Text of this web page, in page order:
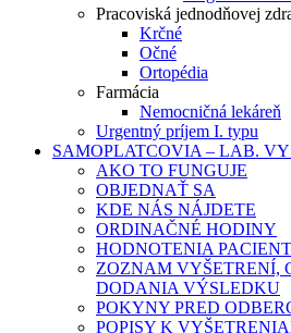
Pracoviská jednodňovej
Krčné
Očné
Ortopédia
Farmácia
Nemocničná lekáreň
Urgentný príjem I. typu
SAMOPLATCOVIA – LAB.
AKO TO FUNGUJE
OBJEDNAŤ SA
KDE NÁS NÁJDETE
ORDINAČNÉ HODINY
HODNOTENIA
ZOZNAM VYŠETRENÍ,
DODANIA VÝSLEDKU
POKYNY PRED
POPISY K